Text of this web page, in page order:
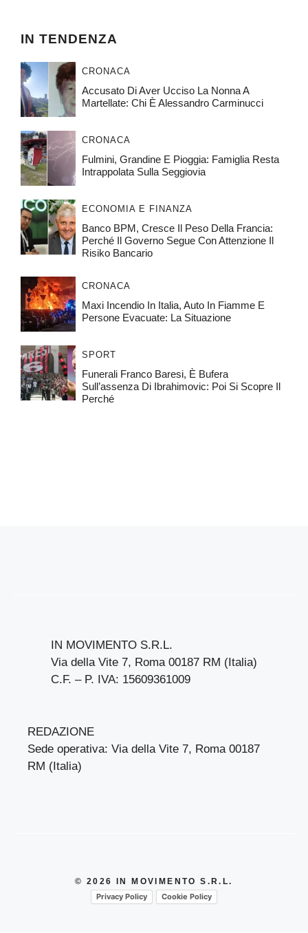
IN TENDENZA
CRONACA
Accusato Di Aver Ucciso La Nonna A
Martellate: Chi È Alessandro Carminucci
CRONACA
Fulmini, Grandine E Pioggia: Famiglia Resta
Intrappolata Sulla Seggiovia
ECONOMIA E FINANZA
Banco BPM, Cresce Il Peso Della Francia:
Perché Il Governo Segue Con Attenzione Il
Risiko Bancario
CRONACA
Maxi Incendio In Italia, Auto In Fiamme E
Persone Evacuate: La Situazione
SPORT
Funerali Franco Baresi, È Bufera
Sull’assenza Di Ibrahimovic: Poi Si Scopre Il
Perché
IN MOVIMENTO S.R.L.
Via della Vite 7, Roma 00187 RM (Italia)
C.F. – P. IVA: 15609361009
REDAZIONE
Sede operativa: Via della Vite 7, Roma 00187
RM (Italia)
© 2026 IN MOVIMENTO S.R.L.
Privacy Policy
Cookie Policy